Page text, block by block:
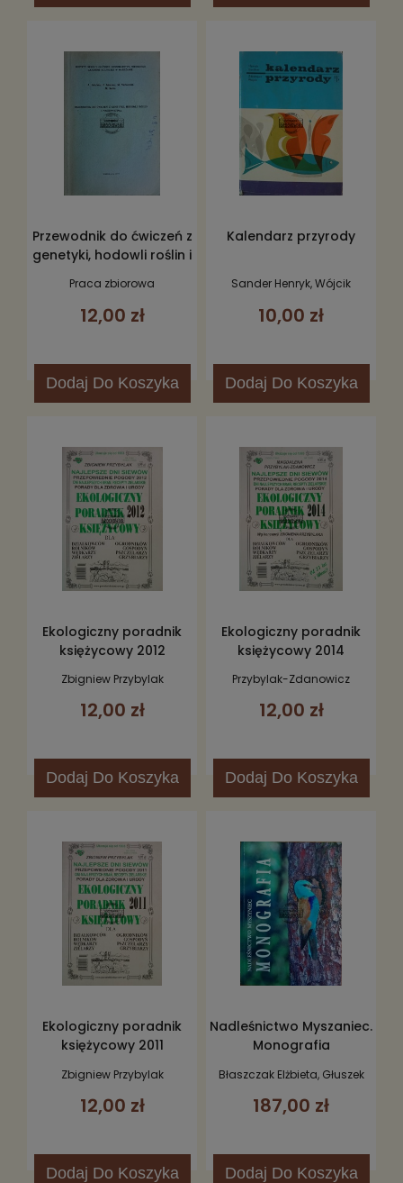
Przewodnik do ćwiczeń z
genetyki, hodowli roślin i
Genetyka
Praca zbiorowa
12,00 zł
Dodaj Do Koszyka
Kalendarz przyrody
Sander Henryk, Wójcik
10,00 zł
Dodaj Do Koszyka
Ekologiczny poradnik
księżycowy 2012
Zbigniew Przybylak
12,00 zł
Dodaj Do Koszyka
Ekologiczny poradnik
księżycowy 2014
Przybylak-Zdanowicz
12,00 zł
Dodaj Do Koszyka
Ekologiczny poradnik
księżycowy 2011
Zbigniew Przybylak
12,00 zł
Dodaj Do Koszyka
Nadleśnictwo Myszaniec.
Monografia
Błaszczak Elżbieta, Głuszek
187,00 zł
Dodaj Do Koszyka